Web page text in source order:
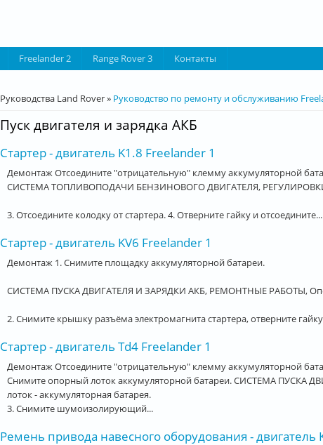
Freelander 2 Range Rover 3 Контакты
Вы здесь
Руководства Land Rover» Руководство по ремонту и обслуживанию
Пуск двигателя и зарядка АКБ
Стартер - двигатель K1.8 Freelander 1
Демонтаж Отсоедините "отрицательную" клемму аккумуляторной
СИСТЕМА ТОПЛИВОПОДАЧИ БЕНЗИНОВОГО ДВИГАТЕЛЯ, РЕГУЛИРОВКИ,
3. Отсоедините колодку от стартера. 4. Отверните гайку и отсоедините...
Стартер - двигатель KV6 Freelander 1
Демонтаж 1. Снимите площадку аккумуляторной батареи.
СИСТЕМА ПУСКА ДВИГАТЕЛЯ И ЗАРЯДКИ АКБ, РЕМОНТНЫЕ РАБОТЫ,
2. Снимите крышку разъёма электромагнита стартера, отверните
Стартер - двигатель Td4 Freelander 1
Демонтаж Отсоедините "отрицательную" клемму аккумуляторной
Снимите опорный лоток аккумуляторной батареи. СИСТЕМА
лоток - аккумуляторная батарея.
3. Снимите шумоизолирующий...
Ремень привода навесного оборудования - двигатель